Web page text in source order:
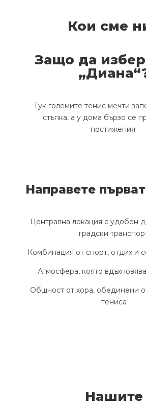
Кои сме
Защо да
Тук големите тенис мечти
стъпка, а у дома бързо се
постижения.
Направете
Централна локация с удобен
градски
Комбинация от спорт, отдих и
Атмосфера, която
Общност от хора, обединени
тениса
Нашите